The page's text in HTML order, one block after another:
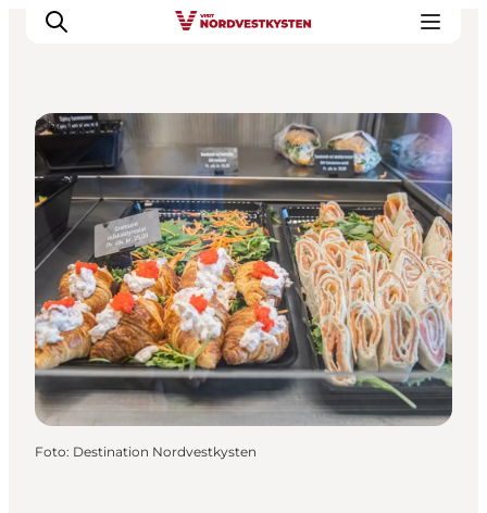
Urlaubsorte
Inspiration
Events
Unterkunft
Mach deine Urlaubsplanung
Shopping
Foto: Destination Nordvestkysten